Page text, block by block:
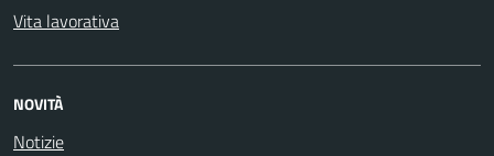
Vita lavorativa
NOVITÀ
Notizie